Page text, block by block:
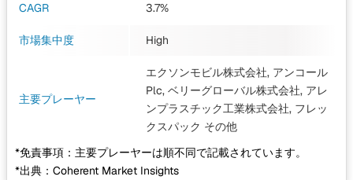
CAGR 3.7%
市場集中度 High
主要プレーヤー
エクソンモビル株式会社, アンコール
Plc, ベリーグローバル株式会社, アレ
ンプラスチック工業株式会社, フレッ
クスパック その他
*免責事項：主要プレーヤーは順不同で記載されています。
*出典：Coherent Market Insights